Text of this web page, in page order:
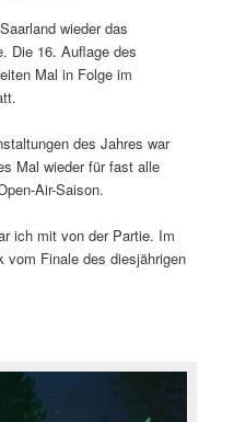
wieder das
Die 16. Auflage des
Mal in Folge im
des Jahres war
Mal wieder für fast alle
Air-Saison.
ich mit von der Partie. Im
vom Finale des diesjährigen